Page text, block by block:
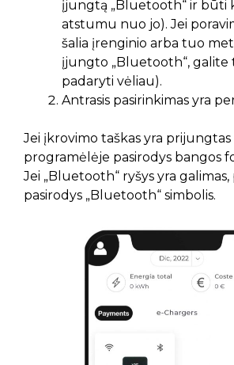
įjungtą „Bluetooth“ ir būti
atstumu nuo jo). Jei
šalia įrenginio arba tuo
įjungto „Bluetooth“, galite
padaryti vėliau).
Antrasis pasirinkimas yra
Jei įkrovimo taškas yra
programėlėje pasirodys bangos
Jei „Bluetooth“ ryšys yra
pasirodys „Bluetooth“ simbolis.